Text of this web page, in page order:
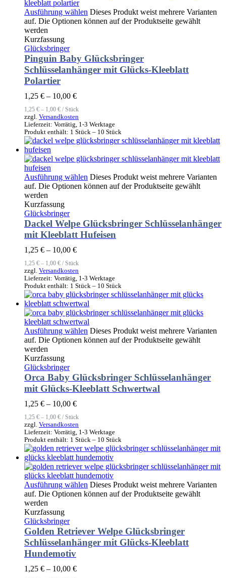
Ausführung wählen Dieses Produkt weist mehrere Varianten
auf. Die Optionen können auf der Produktseite gewählt
werden
Kurzfassung
Glücksbringer
Pinguin Baby Glücksbringer
Schlüsselanhänger mit Glücks-Kleeblatt
Polartier
1,25 € – 10,00 €
1,25 € – 1,00 € / Stück
zzgl. Versandkosten
Lieferzeit: Vorrätig, 1-3 Werktage
Produkt enthält: 1 Stück – 10 Stück
Ausführung wählen Dieses Produkt weist mehrere Varianten
auf. Die Optionen können auf der Produktseite gewählt
werden
Kurzfassung
Glücksbringer
Dackel Welpe Glücksbringer Schlüsselanhänger
mit Kleeblatt Hufeisen
1,25 € – 10,00 €
1,25 € – 1,00 € / Stück
zzgl. Versandkosten
Lieferzeit: Vorrätig, 1-3 Werktage
Produkt enthält: 1 Stück – 10 Stück
Ausführung wählen Dieses Produkt weist mehrere Varianten
auf. Die Optionen können auf der Produktseite gewählt
werden
Kurzfassung
Glücksbringer
Orca Baby Glücksbringer Schlüsselanhänger
mit Glücks-Kleeblatt Schwertwal
1,25 € – 10,00 €
1,25 € – 1,00 € / Stück
zzgl. Versandkosten
Lieferzeit: Vorrätig, 1-3 Werktage
Produkt enthält: 1 Stück – 10 Stück
Ausführung wählen Dieses Produkt weist mehrere Varianten
auf. Die Optionen können auf der Produktseite gewählt
werden
Kurzfassung
Glücksbringer
Golden Retriever Welpe Glücksbringer
Schlüsselanhänger mit Glücks-Kleeblatt
Hundemotiv
1,25 € – 10,00 €